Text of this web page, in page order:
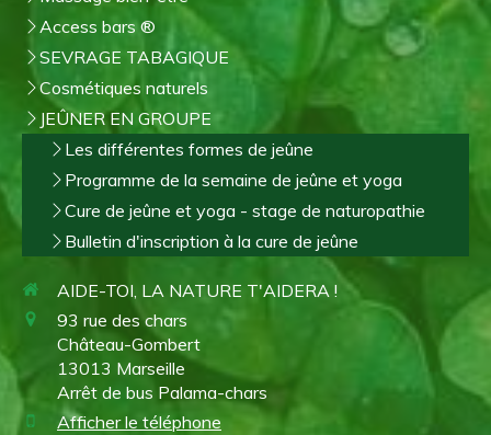
Access bars ®
SEVRAGE TABAGIQUE
Cosmétiques naturels
JEÛNER EN GROUPE
Les différentes formes de jeûne
Programme de la semaine de jeûne et yoga
Cure de jeûne et yoga - stage de naturopathie
Bulletin d'inscription à la cure de jeûne
AIDE-TOI, LA NATURE T'AIDERA !
93 rue des chars
Château-Gombert
13013 Marseille
Arrêt de bus Palama-chars
Afficher le téléphone